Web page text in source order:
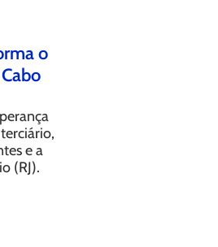
o
e a
(RJ).